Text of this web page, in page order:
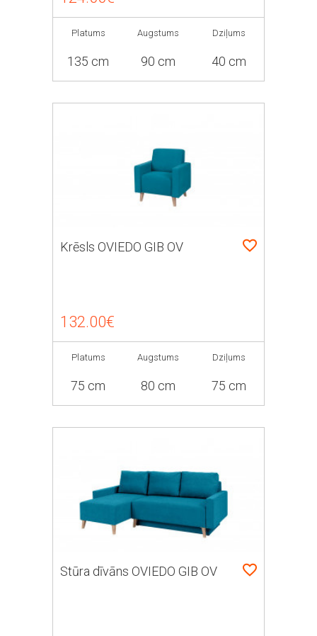
Platums
135 cm
Augstums
90 cm
Dziļums
40 cm
Krēsls OVIEDO GIB OV
132.00€
Platums
75 cm
Augstums
80 cm
Dziļums
75 cm
Stūra dīvāns OVIEDO GIB OV